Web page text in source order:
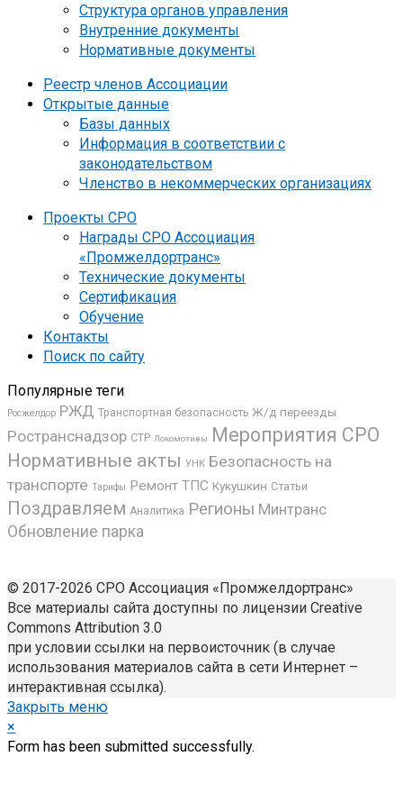
Структура органов управления
Внутренние документы
Нормативные документы
Реестр членов Ассоциации
Открытые данные
Базы данных
Информация в соответствии с
законодательством
Членство в некоммерческих организациях
Проекты СРО
Награды СРО Ассоциация
«Промжелдортранс»
Технические документы
Сертификация
Обучение
Контакты
Поиск по сайту
Популярные теги
Росжелдор РЖД Транспортная безопасность Ж/д переезды
Ространснадзор СТР Локомотивы Мероприятия СРО
Нормативные акты УНК Безопасность на
транспорте Тарифы Ремонт ТПС Кукушкин Статьи
Поздравляем Аналитика Регионы Минтранс
Обновление парка
© 2017-2026 СРО Ассоциация «Промжелдортранс»
Все материалы сайта доступны по лицензии Creative
Commons Attribution 3.0
при условии ссылки на первоисточник (в случае
использования материалов сайта в сети Интернет –
интерактивная ссылка).
Закрыть меню
×
Form has been submitted successfully.